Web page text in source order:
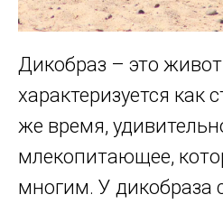
Дикобраз – это
характеризуется как
же время,
млекопитающее,
многим. У дикобраза